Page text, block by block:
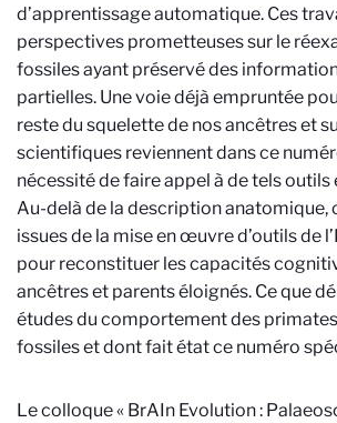
d’apprentissage automatique. Ces
perspectives prometteuses sur le
fossiles ayant préservé des
partielles. Une voie déjà empruntée
reste du squelette de nos ancêtres et
scientifiques reviennent dans ce
nécessité de faire appel à de tels
Au-delà de la description anatomique,
issues de la mise en œuvre d’outils de
pour reconstituer les capacités
ancêtres et parents éloignés. Ce que
études du comportement des
fossiles et dont fait état ce numéro
Le colloque « BrAIn Evolution :